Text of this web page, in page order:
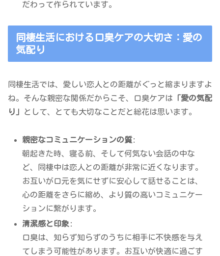
だわって作られています。
同棲生活における口臭ケアの大切さ：愛の
気配り
同棲生活では、愛しい恋人との距離がぐっと縮まりますよ
ね。そんな親密な関係だからこそ、口臭ケアは 「愛の気配
り」
として、とても大切なことだと総花は思います。
親密なコミュニケーションの質:
朝起きた時、寝る前、そして何気ない会話の中な
ど、同棲中は恋人との距離が非常に近くなります。
お互いが口元を気にせずに安心して話せることは、
心の距離をさらに縮め、より質の高いコミュニケー
ションに繋がります。
清潔感と印象 :
口臭は、知らず知らずのうちに相手に不快感を与え
てしまう可能性があります。お互いが快適に過ごす